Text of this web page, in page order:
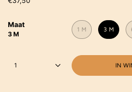
Maat
3 M
1 M 3 M
1 IN